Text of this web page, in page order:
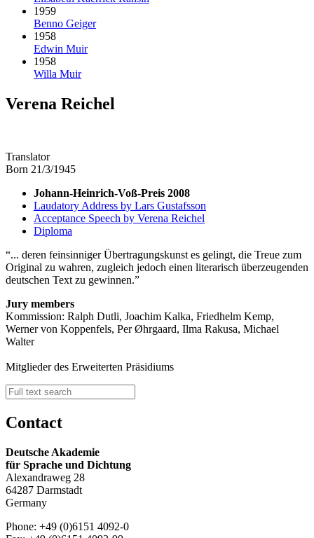
1959
Benno Geiger
1958
Edwin Muir
1958
Willa Muir
Verena Reichel
Translator
Born 21/3/1945
Johann-Heinrich-Voß-Preis 2008
Laudatory Address by Lars Gustafsson
Acceptance Speech by Verena Reichel
Diploma
... deren feinsinniger Übertragungskunst es gelingt, die Treue zum
Original zu wahren, zugleich jedoch einen literarisch überzeugenden
deutschen Text zu gewinnen.
Jury members
Kommission: Ralph Dutli, Joachim Kalka, Friedhelm Kemp,
Werner von Koppenfels, Per Øhrgaard, Ilma Rakusa, Michael
Walter
Mitglieder des Erweiterten Präsidiums
Contact
Deutsche Akademie
für Sprache und Dichtung
Alexandraweg 28
64287 Darmstadt
Germany
Phone: +49 (0)6151 4092-0